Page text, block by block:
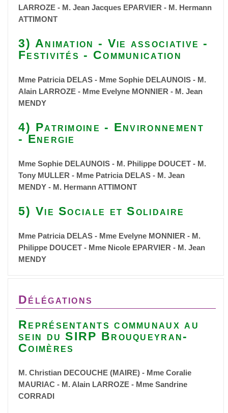
LARROZE - M. Jean Jacques EPARVIER - M. Hermann
ATTIMONT
3) Animation - Vie associative -
Festivités - Communication
Mme Patricia DELAS - Mme Sophie DELAUNOIS - M.
Alain LARROZE - Mme Evelyne MONNIER - M. Jean
MENDY
4) Patrimoine - Environnement
- Energie
Mme Sophie DELAUNOIS - M. Philippe DOUCET - M.
Tony MULLER - Mme Patricia DELAS - M. Jean
MENDY - M. Hermann ATTIMONT
5) Vie Sociale et Solidaire
Mme Patricia DELAS - Mme Evelyne MONNIER - M.
Philippe DOUCET - Mme Nicole EPARVIER - M. Jean
MENDY
Délégations
Représentants communaux au
sein du SIRP Brouqueyran-
Coimères
M. Christian DECOUCHE (MAIRE) - Mme Coralie
MAURIAC - M. Alain LARROZE - Mme Sandrine
CORRADI